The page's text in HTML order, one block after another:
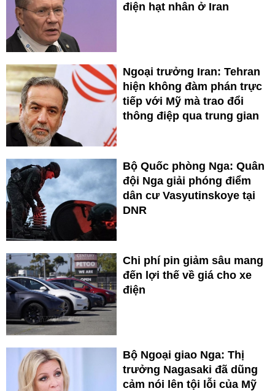
điện hạt nhân ở Iran
Ngoại trưởng Iran: Tehran
hiện không đàm phán trực
tiếp với Mỹ mà trao đổi
thông điệp qua trung gian
Bộ Quốc phòng Nga: Quân
đội Nga giải phóng điểm
dân cư Vasyutinskoye tại
DNR
Chi phí pin giảm sâu mang
đến lợi thế về giá cho xe
điện
Bộ Ngoại giao Nga: Thị
trưởng Nagasaki đã dũng
cảm nói lên tội lỗi của Mỹ